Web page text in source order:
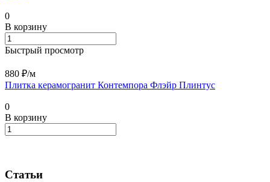
0
В корзину
Быстрый просмотр
880 ₽/м
Плитка керамогранит Контемпора Флэйр Плинтус
0
В корзину
Статьи